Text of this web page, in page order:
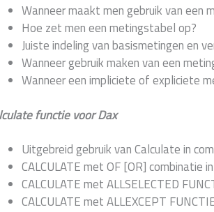
Wanneer maakt men gebruik van een
Hoe zet men een metingstabel op?
Juiste indeling van basismetingen en
Wanneer gebruik maken van een
Wanneer een impliciete of expliciete
functie voor Dax
Uitgebreid gebruik van Calculate in
CALCULATE met OF [OR] combinatie
CALCULATE met ALLSELECTED
CALCULATE met ALLEXCEPT